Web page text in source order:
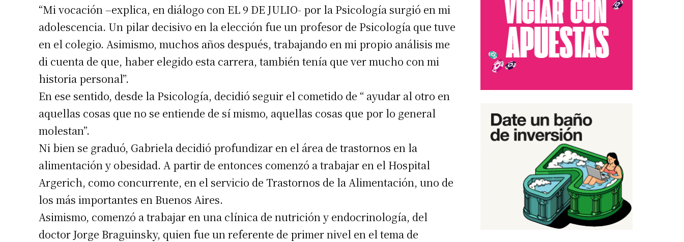
“Mi vocación –explica, en diálogo con EL 9 DE JULIO- por la Psicología surgió en mi
adolescencia. Un pilar decisivo en la elección fue un profesor de Psicología que tuve
en el colegio. Asimismo, muchos años después, trabajando en mi propio análisis me
di cuenta de que, haber elegido esta carrera, también tenía que ver mucho con mi
historia personal”.
En ese sentido, desde la Psicología, decidió seguir el cometido de “ ayudar al otro en
aquellas cosas que no se entiende de sí mismo, aquellas cosas que por lo general
molestan”.
Ni bien se graduó, Gabriela decidió profundizar en el área de trastornos en la
alimentación y obesidad. A partir de entonces comenzó a trabajar en el Hospital
Argerich, como concurrente, en el servicio de Trastornos de la Alimentación, uno de
los más importantes en Buenos Aires.
Asimismo, comenzó a trabajar en una clínica de nutrición y endocrinología, del
doctor Jorge Braguinsky, quien fue un referente de primer nivel en el tema de